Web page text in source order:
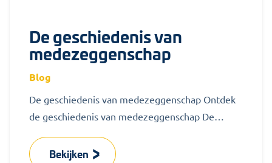
De geschiedenis van
medezeggenschap
Blog
De geschiedenis van medezeggenschap Ontdek
de geschiedenis van medezeggenschap De
alle individuen die gezamenlijk een...
Bekijken